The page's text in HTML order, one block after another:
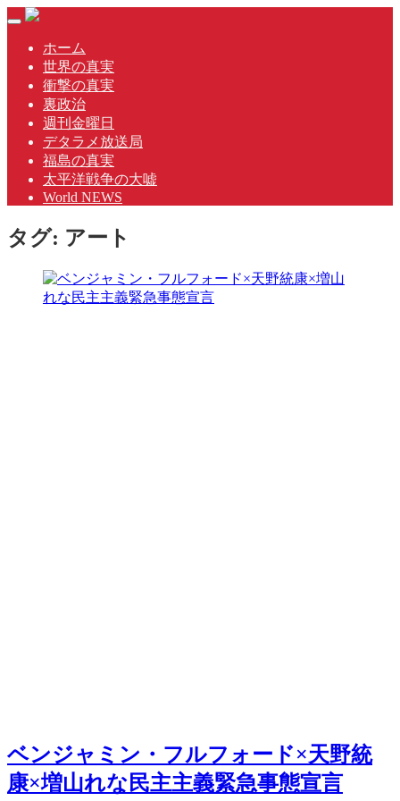
Skip
content
Toggle
navigationホーム
世界の真実
衝撃の真実
裏政治
週刊金曜日
デタラメ放送局
福島の真実
太平洋戦争の大嘘
World NEWS
タグ: アート
ベンジャミン・フルフォード×天野統
康×増山れな民主主義緊急事態宣言